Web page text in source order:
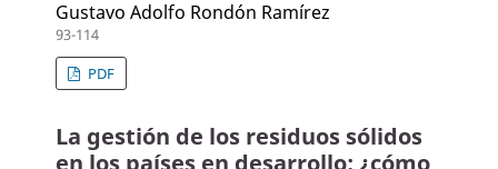
Gustavo Adolfo Rondón Ramírez
93-114
PDF
La gestión de los residuos sólidos